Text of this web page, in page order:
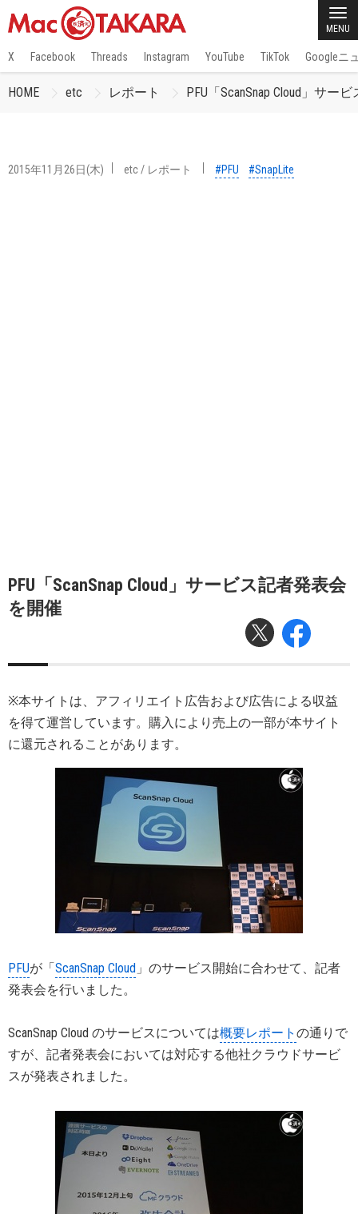
MENU
X Facebook Threads Instagram YouTube TikTok Googleニ
HOME etc レポート PFU「ScanSnap Cloud」サー
2015年11月26日(木) etc/ レポート #PFU #SnapLite
PFU「ScanSnap Cloud」サービス記者発表会
を開催
※本サイトは、アフィリエイト広告および広告による収益
を得て運営しています。購入により売上の一部が本サイト
に還元されることがあります。
PFUが「ScanSnap Cloud 」のサービス開始に合わせて、記者
発表会を行いました。
ScanSnap Cloud のサービスについては概要レポート の通りで
すが、記者発表会においては対応する他社クラウドサービ
スが発表されました。